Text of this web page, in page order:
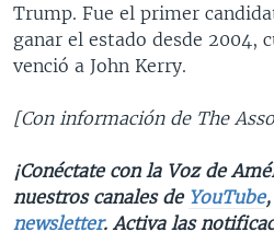
Trump. Fue el primer
ganar el estado desde 2004,
venció a John Kerry.
[Con información de The
¡Conéctate con la Voz de
nuestros canales de YouTube,
newsletter. Activa las